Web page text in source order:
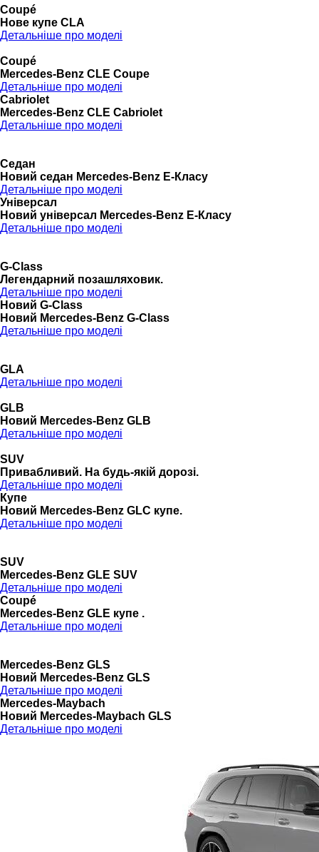
Coupé
Нове купе CLA
Детальніше про моделі
Coupé
Mercedes-Benz CLE Coupe
Детальніше про моделі
Cabriolet
Mercedes-Benz CLE Cabriolet
Детальніше про моделі
Седан
Новий седан Mercedes-Benz Е-Класу
Детальніше про моделі
Універсал
Новий універсал Mercedes-Benz E-Класу
Детальніше про моделі
G-Class
Легендарний позашляховик.
Детальніше про моделі
Новий G-Class
Новий Mercedes-Benz G-Class
Детальніше про моделі
GLA
Детальніше про моделі
GLB
Новий Mercedes-Benz GLB
Детальніше про моделі
SUV
Привабливий. На будь-якій дорозі.
Детальніше про моделі
Купе
Новий Mercedes-Benz GLС купе.
Детальніше про моделі
SUV
Mercedes-Benz GLE SUV
Детальніше про моделі
Coupé
Mercedes-Benz GLE купе .
Детальніше про моделі
Mercedes-Benz GLS
Новий Mercedes-Benz GLS
Детальніше про моделі
Mercedes-Maybach
Новий Mercedes-Maybach GLS
Детальніше про моделі